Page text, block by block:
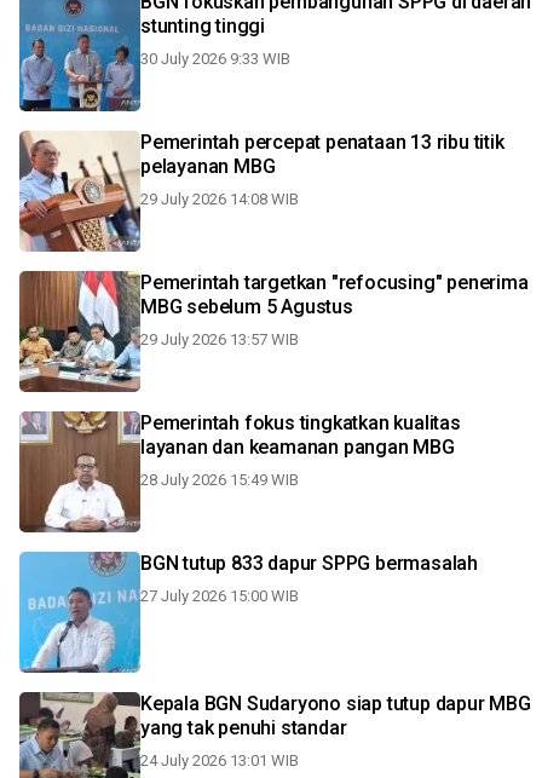
stunting tinggi
30 July 2026 9:33 WIB
Pemerintah percepat penataan 13 ribu titik
pelayanan MBG
29 July 2026 14:08 WIB
Pemerintah targetkan "refocusing" penerima
MBG sebelum 5 Agustus
29 July 2026 13:57 WIB
Pemerintah fokus tingkatkan kualitas
layanan dan keamanan pangan MBG
28 July 2026 15:49 WIB
BGN tutup 833 dapur SPPG bermasalah
27 July 2026 15:00 WIB
Kepala BGN Sudaryono siap tutup dapur MBG
yang tak penuhi standar
24 July 2026 13:01 WIB